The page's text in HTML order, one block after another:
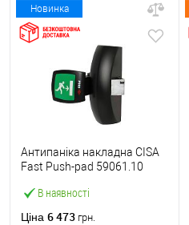
Новинка
В наявності
Антипаніка накладна CISA
Fast Push-pad 59061.10
Ціна 6 473 грн.